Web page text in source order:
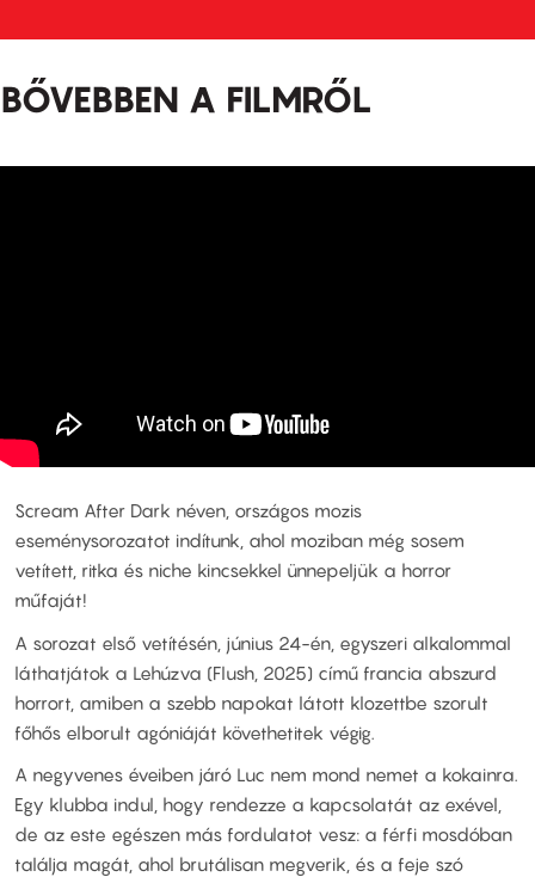
BŐVEBBEN A FILMRŐL
Scream After Dark néven, országos mozis
eseménysorozatot indítunk, ahol moziban még sosem
vetített, ritka és niche kincsekkel ünnepeljük a horror
műfaját!
A sorozat első vetítésén, június 24-én, egyszeri alkalommal
láthatjátok a Lehúzva (Flush, 2025) című francia abszurd
horrort, amiben a szebb napokat látott klozettbe szorult
főhős elborult agóniáját követhetitek végig.
A negyvenes éveiben járó Luc nem mond nemet a kokainra.
Egy klubba indul, hogy rendezze a kapcsolatát az exével,
de az este egészen más fordulatot vesz: a férfi mosdóban
találja magát, ahol brutálisan megverik, és a feje szó